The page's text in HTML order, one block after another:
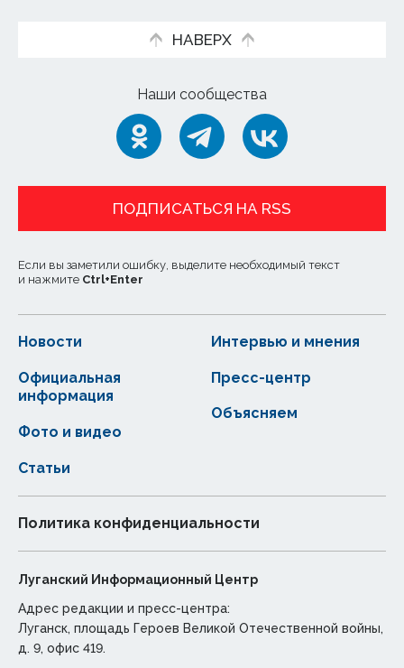
НАВЕРХ
Наши сообщества
ПОДПИСАТЬСЯ НА RSS
Если вы заметили ошибку, выделите необходимый текст
и нажмите Ctrl+Enter
Новости
Статьи
Официальная
информация
Интервью и мнения
Фото и видео
Пресс-центр
Объясняем
Политика конфиденциальности
Луганский Информационный Центр
Адрес редакции и пресс-центра:
Луганск, площадь Героев Великой Отечественной войны,
д. 9, офис 419.